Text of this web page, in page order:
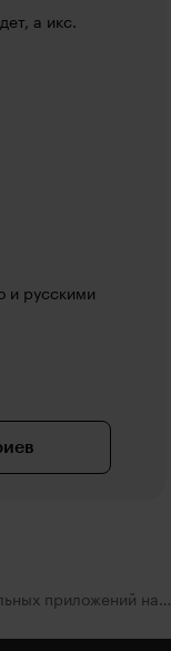
а икс.
и русскими
Разработка консольных приложений на C#